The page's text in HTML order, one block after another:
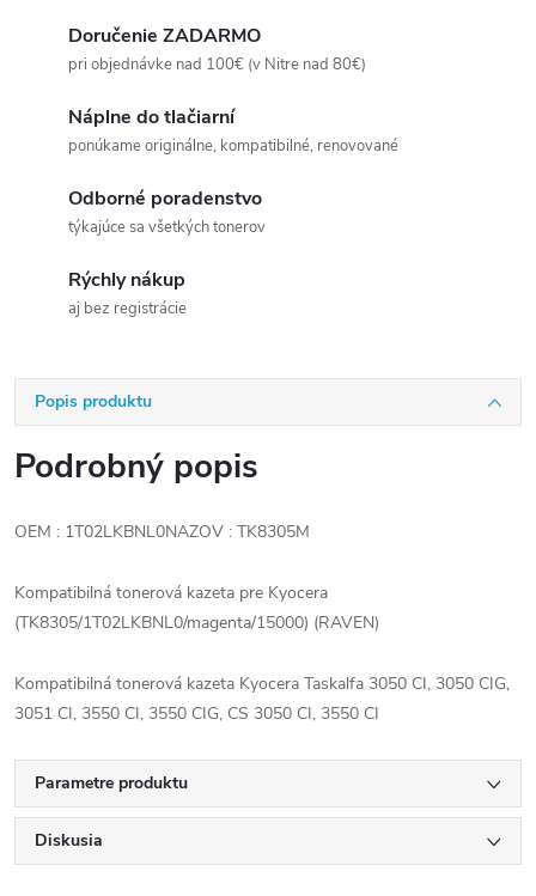
Doručenie ZADARMO
pri objednávke nad 100€ (v Nitre nad 80€)
Náplne do tlačiarní
ponúkame originálne, kompatibilné, renovované
Odborné poradenstvo
týkajúce sa všetkých tonerov
Rýchly nákup
aj bez registrácie
Popis produktu
Podrobný popis
OEM : 1T02LKBNL0NAZOV : TK8305M
Kompatibilná tonerová kazeta pre Kyocera
(TK8305/1T02LKBNL0/magenta/15000) (RAVEN)
Kompatibilná tonerová kazeta Kyocera Taskalfa 3050 CI, 3050 CIG,
3051 CI, 3550 CI, 3550 CIG, CS 3050 CI, 3550 CI
Parametre produktu
Diskusia